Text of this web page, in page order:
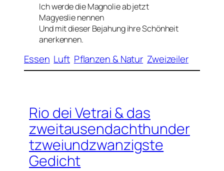
Ich werde die Magnolie ab jetzt
Magyeslie nennen
Und mit dieser Bejahung ihre Schönheit
anerkennen.
Essen Luft Pflanzen & Natur Zweizeiler
Rio dei Vetrai & das
zweitausendachthunder
tzweiundzwanzigste
Gedicht